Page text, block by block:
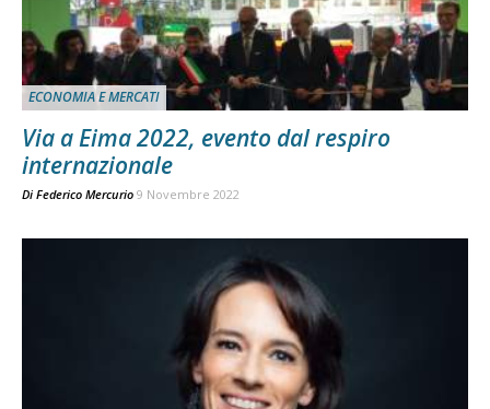
ECONOMIA E MERCATI
Via a Eima 2022, evento dal respiro
internazionale
Di Federico Mercurio 9 Novembre 2022